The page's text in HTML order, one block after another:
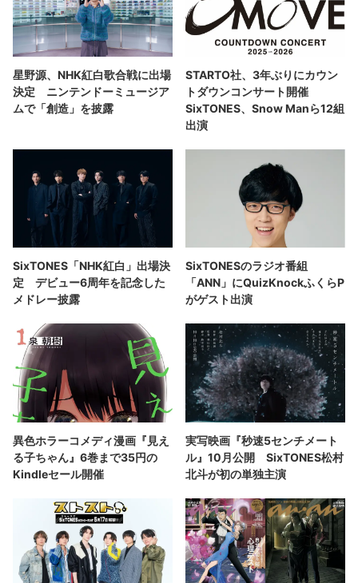
星野源、NHK紅白歌合戦に出場
決定 ニンテンドーミュージア
ムで「創造」を披露
STARTO社、3年ぶりにカウン
トダウンコンサート開催
SixTONES、Snow Manら12組
出演
SixTONES「NHK紅白」出場決
定 デビュー6周年を記念した
メドレー披露
SixTONESのラジオ番組
「ANN」にQuizKnockふくらP
がゲスト出演
異色ホラーコメディ漫画『見え
る子ちゃん』6巻まで35円の
Kindleセール開催
実写映画『秒速5センチメート
ル』10月公開 SixTONES松村
北斗が初の単独主演